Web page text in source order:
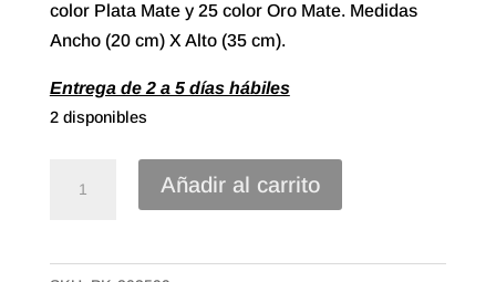
color Plata Mate y 25 color Oro Mate. Medidas
Ancho (20 cm) X Alto (35 cm).
Entrega de 2 a 5 días hábiles
2 disponibles
20X35
Añadir al carrito